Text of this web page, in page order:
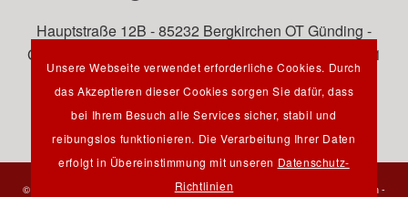
Hauptstraße 12B - 85232 Bergkirchen OT Günding -
Germany - Tel.: +49 8131 61 46 590 - Fax: +49 8131 61
46 591 - E-Mail:info@pfeil-verlag.de
© 2023 Verlag Dr. Friedrich Pfeil - Alle Rechte vorbehalten - Impressum-
Unsere Webseite verwendet erforderliche Cookies. Durch
das Akzeptieren dieser Cookies sorgen Sie dafür, dass
bei Ihrem Besuch alle Services sicher, stabil und
reibungslos funktionieren. Die Verarbeitung Ihrer Daten
erfolgt in Übereinstimmung mit unseren Datenschutz-
Richtlinien